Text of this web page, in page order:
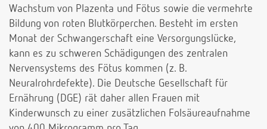
Wachstum von Plazenta und Fötus sowie die vermehrte
Bildung von roten Blutkörperchen. Besteht im ersten
Monat der Schwangerschaft eine Versorgungslücke,
kann es zu schweren Schädigungen des zentralen
Nervensystems des Fötus kommen (z. B.
Neuralrohrdefekte). Die Deutsche Gesellschaft für
Ernährung (DGE) rät daher allen Frauen mit
Kinderwunsch zu einer zusätzlichen Folsäureaufnahme